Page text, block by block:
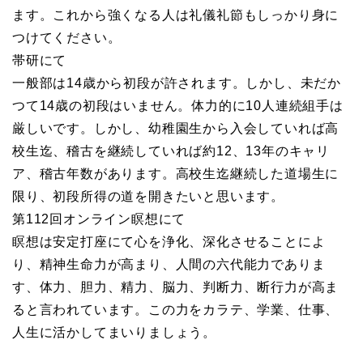
ます。これから強くなる人は礼儀礼節もしっかり身に
つけてください。
帯研にて
一般部は14歳から初段が許されます。しかし、未だか
つて14歳の初段はいません。体力的に10人連続組手は
厳しいです。しかし、幼稚園生から入会していれば高
校生迄、稽古を継続していれば約12、13年のキャリ
ア、稽古年数があります。高校生迄継続した道場生に
限り、初段所得の道を開きたいと思います。
第112回オンライン瞑想にて
瞑想は安定打座にて心を浄化、深化させることによ
り、精神生命力が高まり、人間の六代能力でありま
す、体力、胆力、精力、脳力、判断力、断行力が高ま
ると言われています。この力をカラテ、学業、仕事、
人生に活かしてまいりましょう。